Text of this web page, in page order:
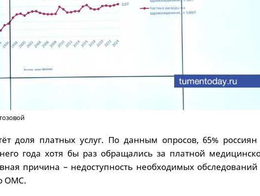
доля платных услуг. По данным опросов, 65%
года хотя бы раз обращались за платной
причина – недоступность необходимых
ОМС.